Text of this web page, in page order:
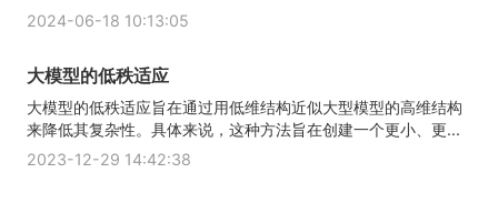
2024-06-18 10:13:05
大模型的低秩适应
大模型的低秩适应旨在通过用低维结构近似大型模型的高维结构
来降低其复杂性。具体来说，这种方法旨在创建一个更小、更...
2023-12-29 14:42:38